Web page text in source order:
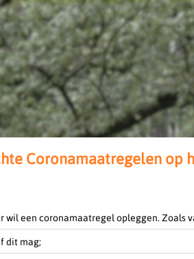
Coronamaatregelen op
wil een coronamaatregel opleggen. Zoals
dit mag;